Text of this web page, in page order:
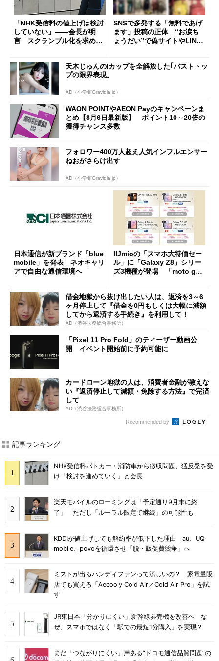
「NHK受信料の値上げは検討
していない」――会長が明
言 スクランブル化を求める
SNSで多発する「無料であげ
ます」投稿の正体 “お涙ち
ょうだい”で偽サイトやLINE
天木じゅんのIカップを全解放した｢バストトッ
プの限界表現｣
AD（小学館Gravidia.jp）
WAON POINTやAEON Payのキャンペーンま
とめ【8月6日最新版】 ポイント10～20倍の
獲得チャンス多数
フォロワー400万人超え人気インフルエンサー
ねおがさらけ出す
AD（小学館Gravidia.jp）
日本通信が新ブランド「blue
mobile」を発表 ネオキャリ
アで自由な通信環境へ
IIJmioの「スマホ大特価セー
ル」に「Galaxy Z8」シリー
ズ3機種が登場 「moto g37
借金地獄から抜け出したい人は、返済を3～6
ヶ月停止して『借金を0円もしくは大幅に減額
してから返済する手続き』を利用して！
AD（渋谷法務総合事務所）
「Pixel 11 Pro Fold」のティーザー動画公
開 イベント開始前に予約可能に
カードローン地獄の人は、消費者金融が教えな
い『返済停止して減額・免除する方法』で完済
して
AD（渋谷法務総合事務所）
Recommended by
記事ランキング
NHK受信料パトカー・消防車から徴収問題、猛反発を受
け「検討を進めていく」と会長
楽天モバイルのローミングは「予定通り9月末に終
了」 ただし「ルーラル限定で継続」の可能性も
KDDIが値上げしても解約率が低下した理由 au、UQ
mobile、povoを循環させ「脱・販促費競争」へ
ミストが出るハンディファンって涼しいの？ 家電量販
店でも買える「Aecooly Cold Air／Cold Air Pro」を試
す
JR東日本「分かりにくい」新幹線券売機を改善へ な
ぜ、スマホではなく「駅での最短1分購入」を実現？
まだ「つながりにくい」声ある“ドコモ通信品質問題”の